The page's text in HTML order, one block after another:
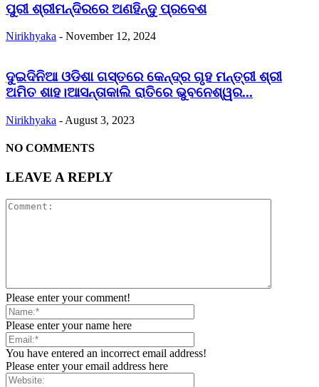
ପୁରୀ ଶ୍ରୀମନ୍ଦିରରେ ଅଣହିନ୍ଦୁ ପ୍ରବେଶ
Nirikhyaka - November 12, 2024
ଦୁଇଦିନିଆ ଓଡିଶା ଗସ୍ତରେ କେନ୍ଦ୍ର ଗୃହ ମନ୍ତ୍ରୀ ଶ୍ରୀ
ଅମିତ ଶାହ।ଆସନ୍ତାକାଲି ରାତିରେ ଭୁବନେଶ୍ୱର...
Nirikhyaka - August 3, 2023
NO COMMENTS
LEAVE A REPLY
Please enter your comment!
Please enter your name here
You have entered an incorrect email address!
Please enter your email address here